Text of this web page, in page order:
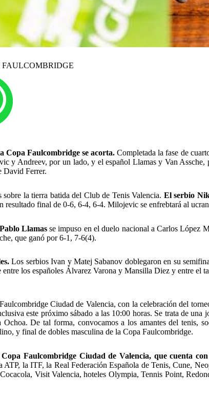
Copa Faulcombridge se acorta.Completada la fase de
y Andreev, por un lado, y el español Llamas y Van
David Ferrer.
la tierra batida del Club de Tenis Valencia. El serbio
resultado final de 0-6, 6-4, 6-4. Milojevic se enfrebtará al
Llamasse impuso en el duelo nacional a Carlos López
que ganó por 6-1, 7-6(4).
Los serbios Ivan y Matej Sabanov doblegaron en su
entre los españoles Álvarez Varona y Mansilla Diez y entre
Ciudad de Valencia, con la celebración del
este próximo sábado a las 10:00 horas. Se trata de
De tal forma, convocamos a los amantes del
y final de dobles masculina de la Copa Faulcombridge.
Faulcombridge Ciudad de Valencia, que cuenta
ATP, la ITF, la Real Federación Española de Tenis, Cune,
Visit Valencia, hoteles Olympia, Tennis Point,